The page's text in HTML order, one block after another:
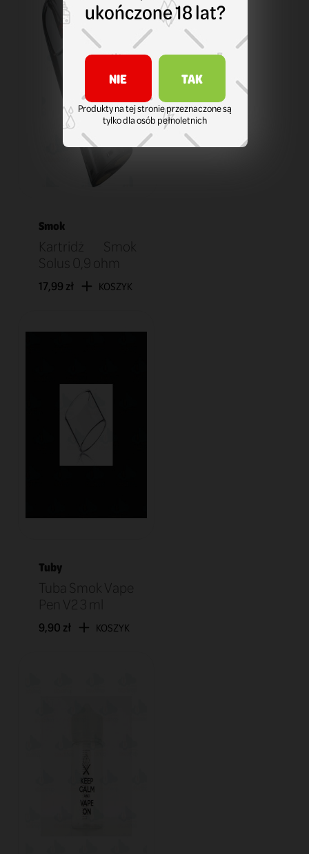
Smok
Kartridż Smok
Solus 0,9 ohm
17,99 zł KOSZYK
Tuby
Tuba Smok Vape
Pen V2 3 ml
9,90 zł KOSZYK
ukończone 18 lat?
NIE TAK
Produkty na tej stronie przeznaczone są
tylko dla osób pełnoletnich